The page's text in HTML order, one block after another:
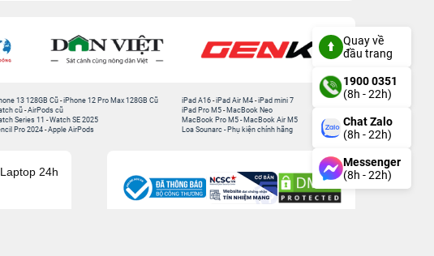
13 128GB Cũ -iPhone 12 Pro Max 128GB Cũ
cũ-AirPods cũ
Series 11 -Watch SE 2025
Pro 2024 -Apple AirPods
iPad A16 -iPad Air M4 -iPad mini 7
iPad Pro M5 - MacBook Neo
MacBook Pro M5 - MacBook Air M5
Loa Sounarc - Phụ kiện chính hãng
24h
Quay về
đầu trang
1900 0351
(8h - 22h)
Chat Zalo
(8h - 22h)
Messenger
(8h - 22h)